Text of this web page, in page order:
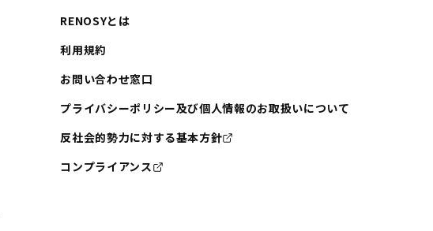
RENOSYとは
利用規約
お問い合わせ窓口
プライバシーポリシー及び個人情報のお取扱いについて
反社会的勢力に対する基本方針
コンプライアンス